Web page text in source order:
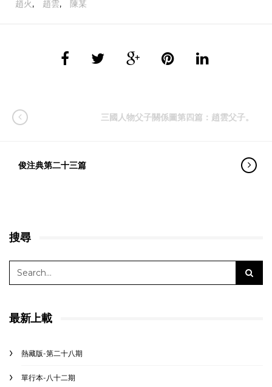
趙火, 趙雲, 陳某
三國人物父子關係圖第四篇：趙雲父子。
俊注典第二十三篇
搜尋
最新上載
熱藏版-第二十八期
單行本-八十二期